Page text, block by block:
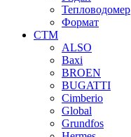
Тепловодомер
Формат
СТМ
ALSO
Baxi
BROEN
BUGATTI
Cimberio
Global
Grundfos